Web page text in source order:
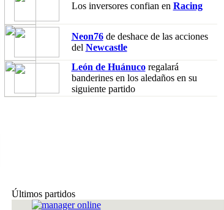
Los inversores confian en Racing
Neon76de deshace de las acciones
del Newcastle
León de Huánucoregalará
banderines en los aledaños en su
siguiente partido
Últimos partidos